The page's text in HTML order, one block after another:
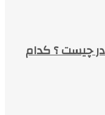
چیست ؟ کدام